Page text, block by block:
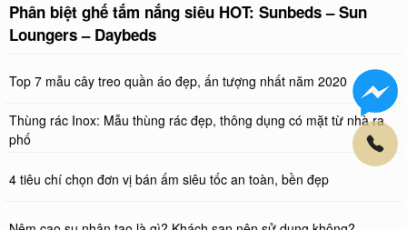
Phân biệt ghế tắm nắng siêu HOT: Sunbeds – Sun
Loungers – Daybeds
Top 7 mẫu cây treo quần áo đẹp, ấn tượng nhất năm 2020
Thùng rác Inox: Mẫu thùng rác đẹp, thông dụng có mặt từ nhà ra
phố
4 tiêu chí chọn đơn vị bán ấm siêu tốc an toàn, bền đẹp